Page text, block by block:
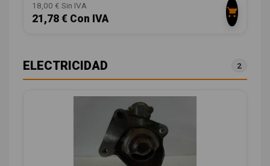
18,00 € Sin IVA
21,78 € Con IVA
ELECTRICIDAD 2